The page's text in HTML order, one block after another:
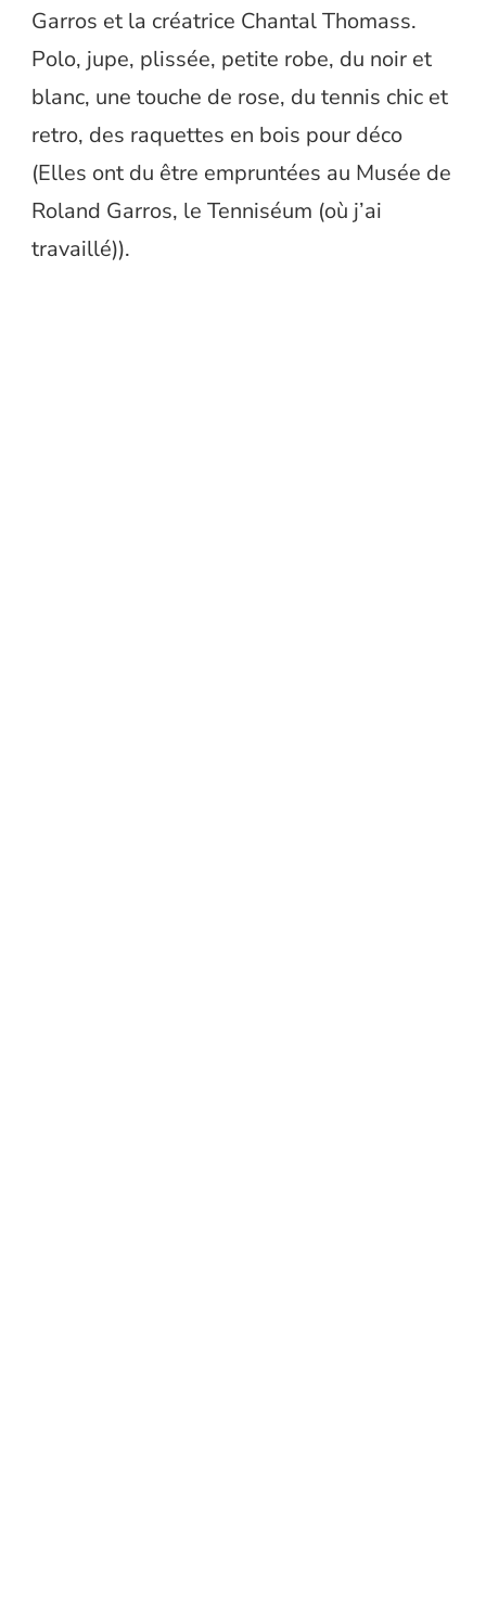
Garros et la créatrice Chantal Thomass.
Polo, jupe, plissée, petite robe, du noir et
blanc, une touche de rose, du tennis chic et
retro, des raquettes en bois pour déco
(Elles ont du être empruntées au Musée de
Roland Garros, le Tenniséum (où j’ai
travaillé)).